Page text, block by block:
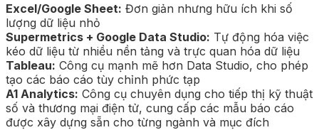
Excel/Google Sheet: Đơn giản nhưng hữu ích khi số
lượng dữ liệu nhỏ
Supermetrics + Google Data Studio: Tự động hóa việc
kéo dữ liệu từ nhiều nền tảng và trực quan hóa dữ liệu
Tableau: Công cụ mạnh mẽ hơn Data Studio, cho phép
tạo các báo cáo tùy chỉnh phức tạp
A1 Analytics: Công cụ chuyên dụng cho tiếp thị kỹ thuật
số và thương mại điện tử, cung cấp các mẫu báo cáo
được xây dựng sẵn cho từng ngành và mục đích